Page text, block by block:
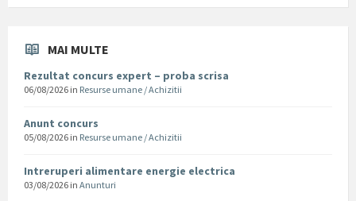
MAI MULTE
Rezultat concurs expert – proba scrisa
06/08/2026 in Resurse umane / Achizitii
Anunt concurs
05/08/2026 in Resurse umane / Achizitii
Intreruperi alimentare energie electrica
03/08/2026 in Anunturi